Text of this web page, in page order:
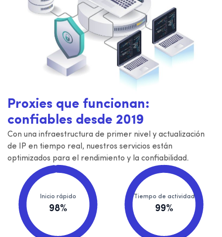
Proxies que funcionan:
confiables desde 2019
Con una infraestructura de primer nivel y actualización
de IP en tiempo real, nuestros servicios están
optimizados para el rendimiento y la confiabilidad.
Inicio rápido
98%
Tiempo de actividad
99%